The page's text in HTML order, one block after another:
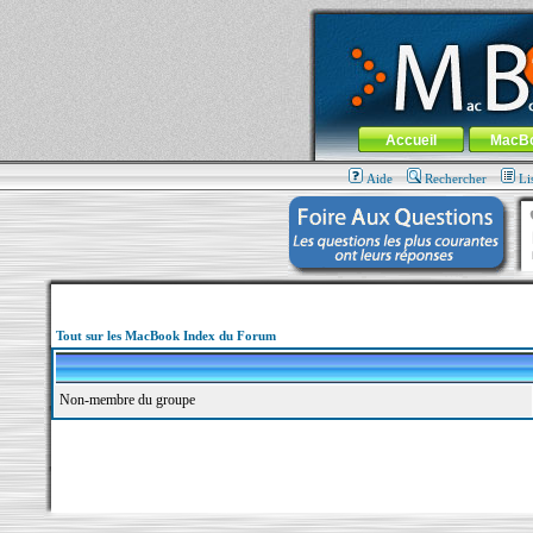
MacBook-fr.com : 100% Apple... 100%
Aller au contenu-Aller au menu
Menu général
Accueil
Aide Rechercher
Tout sur les MacBook Index du Forum
Non-membre du groupe